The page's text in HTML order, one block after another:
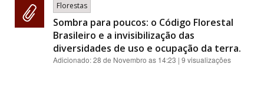
Florestas
Sombra para poucos: o Código Florestal
Brasileiro e a invisibilização das
diversidades de uso e ocupação da terra.
Adicionado:28 de Novembro as 14:23 | 9 visualizações